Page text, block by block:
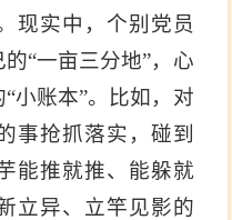
现实中，个别党员
“一亩三分地”，心
小账本”。比如，对
事抢抓落实，碰到
能推就推、能躲就
立异、立竿见影的